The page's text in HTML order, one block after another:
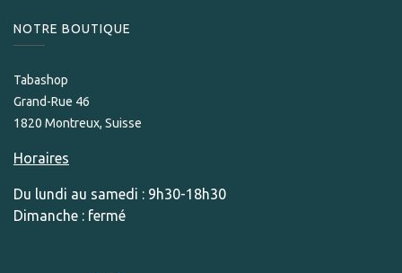
NOTRE BOUTIQUE
Tabashop
Grand-Rue 46
1820 Montreux, Suisse
Horaires
Du lundi au samedi : 9h30-18h30
Dimanche : fermé